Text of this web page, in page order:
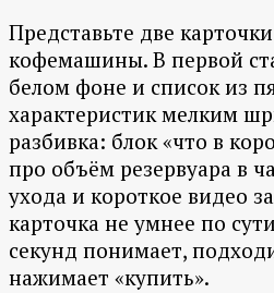
Представьте две
кофемашины. В первой
белом фоне и список из
характеристик мелким
разбивка: блок «что в
про объём резервуара в
ухода и короткое видео
карточка не умнее по
секунд понимает,
нажимает «купить».